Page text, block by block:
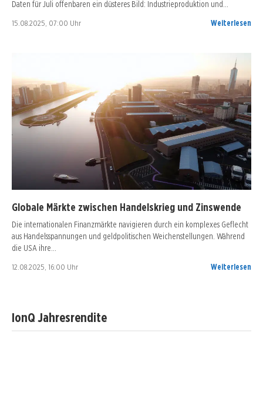
Daten für Juli offenbaren ein düsteres Bild: Industrieproduktion und…
15.08.2025, 07:00 Uhr Weiterlesen
Globale Märkte zwischen Handelskrieg und Zinswende
Die internationalen Finanzmärkte navigieren durch ein komplexes Geflecht
aus Handelsspannungen und geldpolitischen Weichenstellungen. Während
die USA ihre…
12.08.2025, 16:00 Uhr Weiterlesen
IonQ Jahresrendite